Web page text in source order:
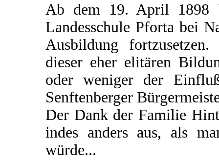
Ab dem 19. April 1898
Landesschule Pforta bei
Ausbildung
dieser eher elitären
oder weniger der
Senftenberger
Der Dank der Familie
indes anders aus, als
würde...